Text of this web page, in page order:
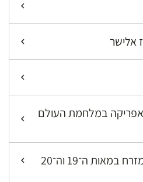
אלישר
אפריקה במלחמת העולם
ה־19 וה־20